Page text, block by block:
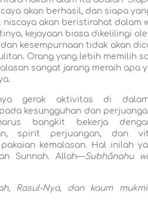
akan berhasil, dan siapa
niscaya akan beristirahat dalam
kejayaan biasa dikelilingi
kesempurnaan tidak akan
Orang yang lebih memilih
sangat jarang meraih apa
gerak aktivitas di
kesungguhan dan
bangkit bekerja
spirit perjuangan, dan
kemalasan. Hal inilah
Sunnah. Allah—Subhânahu
Rasul-Nya, dan kaum